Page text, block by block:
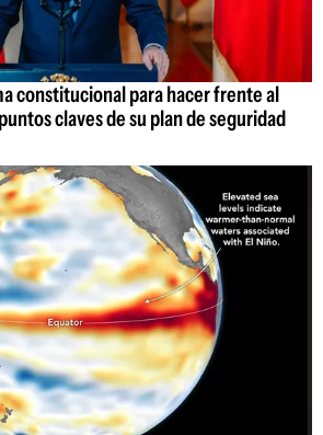
constitucional para hacer frente al
claves de su plan de seguridad